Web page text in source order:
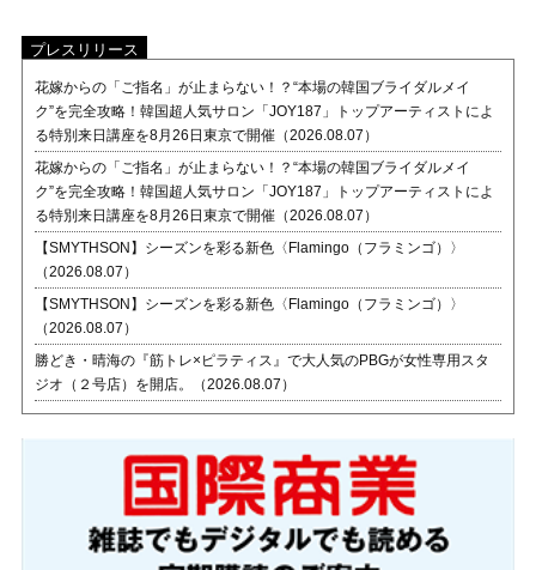
プレスリリース
花嫁からの「ご指名」が止まらない！？“本場の韓国ブライダルメイ
ク”を完全攻略！韓国超人気サロン「JOY187」トップアーティストによ
る特別来日講座を8月26日東京で開催（2026.08.07）
花嫁からの「ご指名」が止まらない！？“本場の韓国ブライダルメイ
ク”を完全攻略！韓国超人気サロン「JOY187」トップアーティストによ
る特別来日講座を8月26日東京で開催（2026.08.07）
【SMYTHSON】シーズンを彩る新色〈Flamingo（フラミンゴ）〉
（2026.08.07）
【SMYTHSON】シーズンを彩る新色〈Flamingo（フラミンゴ）〉
（2026.08.07）
勝どき・晴海の『筋トレ×ピラティス』で大人気のPBGが女性専用スタ
ジオ（２号店）を開店。（2026.08.07）